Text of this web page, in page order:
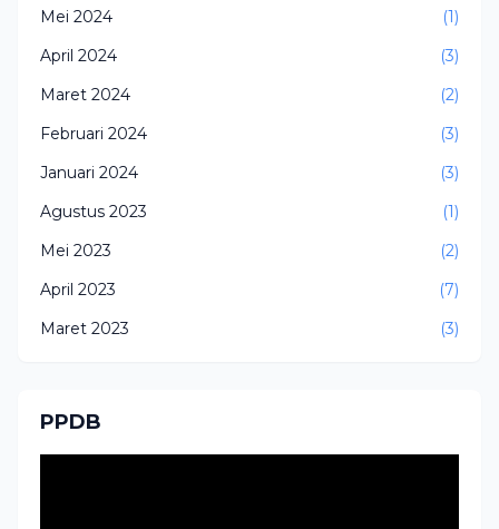
Mei 2024
(1)
April 2024
(3)
Maret 2024
(2)
Februari 2024
(3)
Januari 2024
(3)
Agustus 2023
(1)
Mei 2023
(2)
April 2023
(7)
Maret 2023
(3)
PPDB